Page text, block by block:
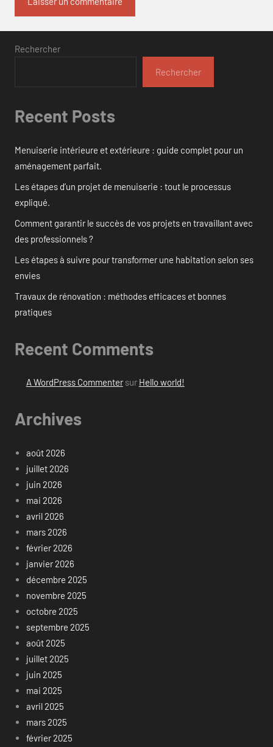
Rechercher
Rechercher
Recent Posts
Menuiserie intérieure et extérieure : guide complet pour un
aménagement parfait.
Les étapes d’un projet de menuiserie : tout le processus
expliqué.
Comment garantir le succès de vos projets en travaillant avec
des professionnels ?
Les étapes à suivre pour transformer une habitation selon ses
envies
Travaux de rénovation : méthodes efficaces et bonnes
pratiques
Recent Comments
A WordPress Commentersur Hello world!
Archives
août 2026
juillet 2026
juin 2026
mai 2026
avril 2026
mars 2026
février 2026
janvier 2026
décembre 2025
novembre 2025
octobre 2025
septembre 2025
août 2025
juillet 2025
juin 2025
mai 2025
avril 2025
mars 2025
février 2025